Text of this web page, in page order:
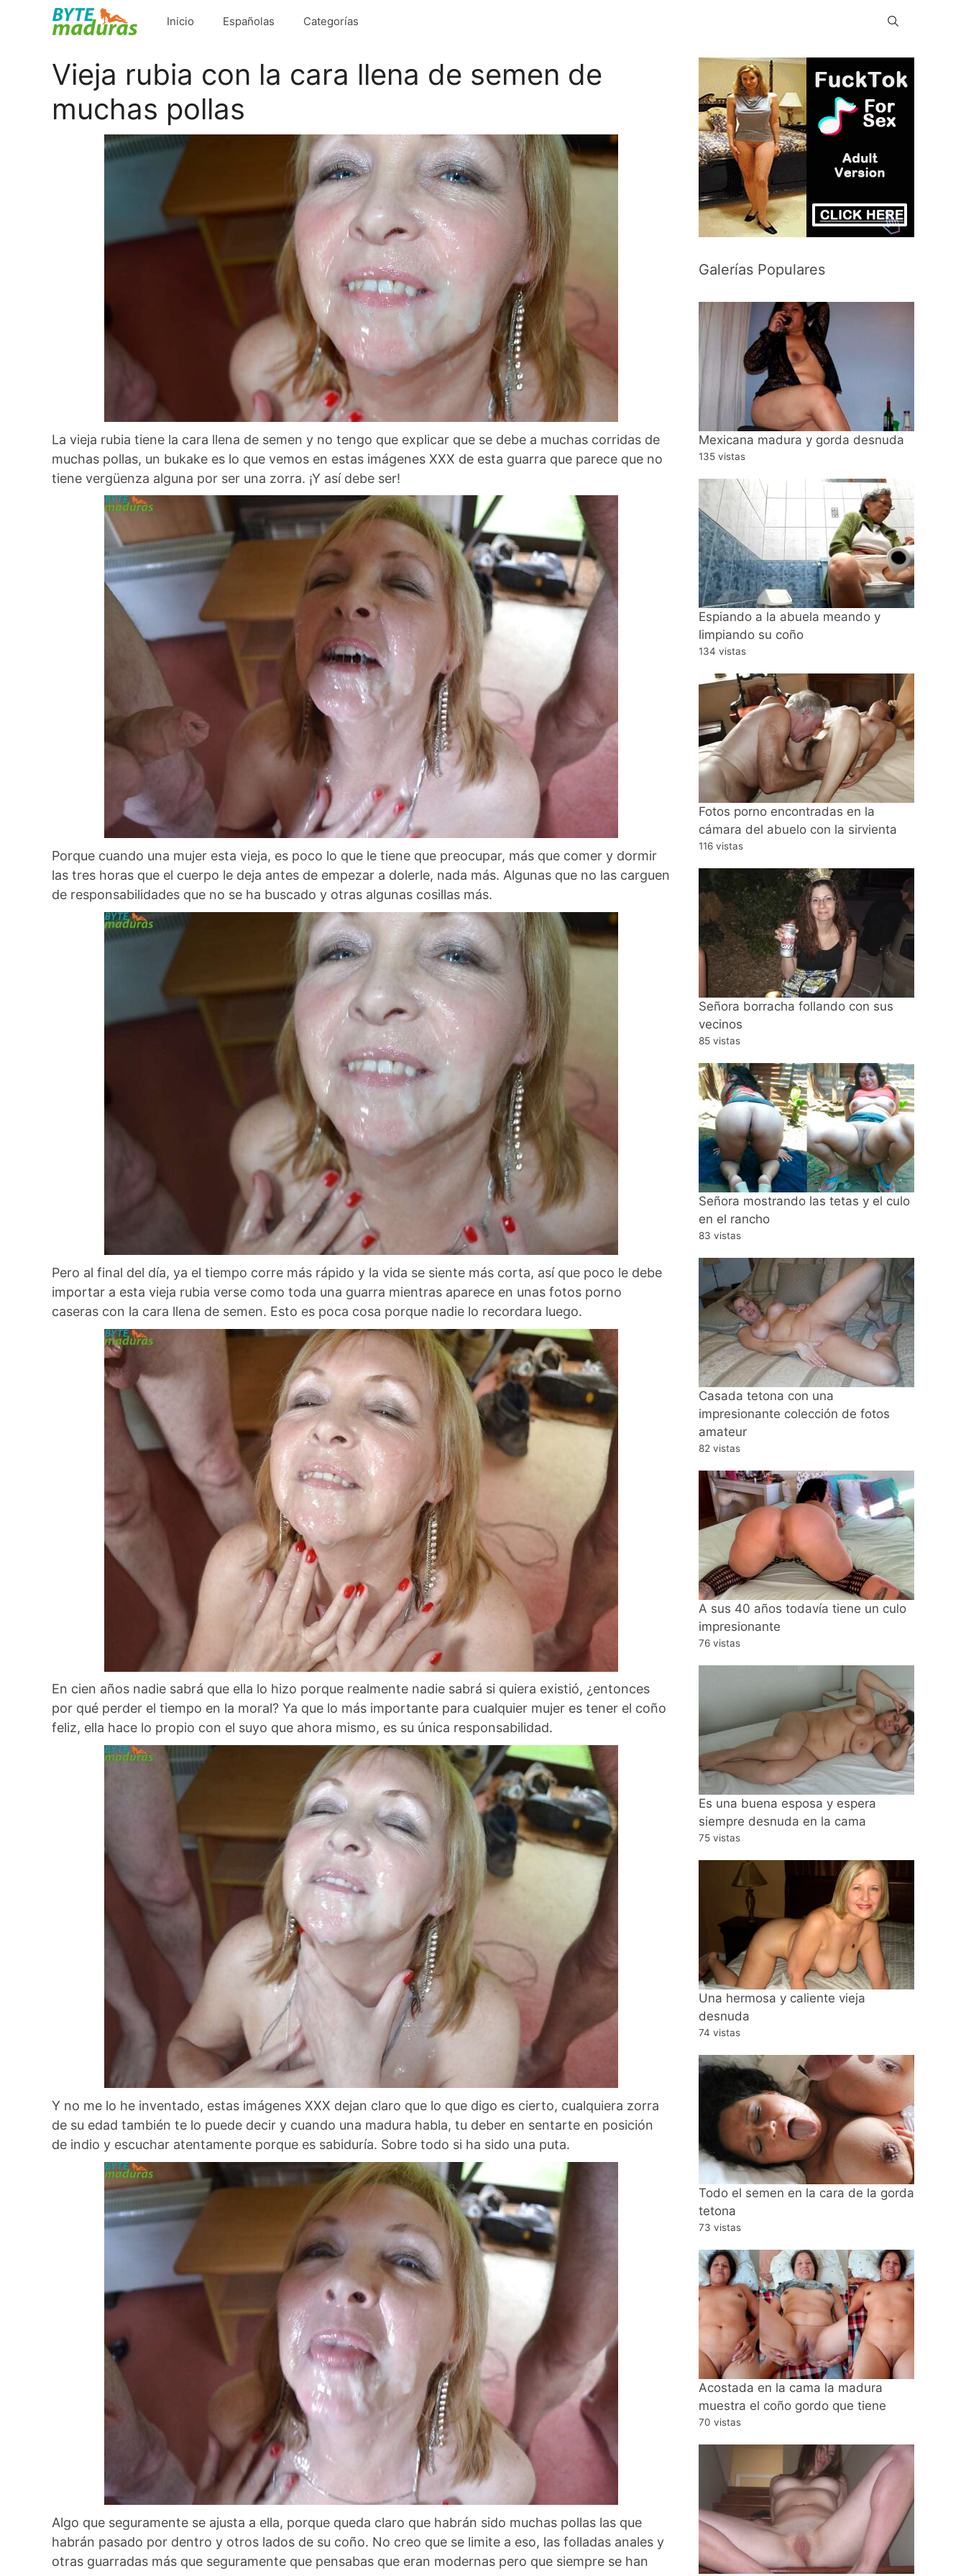
Inicio Españolas Categorías
Vieja rubia con la cara llena de semen de
muchas pollas
La vieja rubia tiene la cara llena de semen y no tengo que explicar que se debe a muchas corridas de
muchas pollas, un bukake es lo que vemos en estas imágenes XXX de esta guarra que parece que no
tiene vergüenza alguna por ser una zorra. ¡Y así debe ser!
Porque cuando una mujer esta vieja, es poco lo que le tiene que preocupar, más que comer y dormir
las tres horas que el cuerpo le deja antes de empezar a dolerle, nada más. Algunas que no las carguen
de responsabilidades que no se ha buscado y otras algunas cosillas más.
Pero al final del día, ya el tiempo corre más rápido y la vida se siente más corta, así que poco le debe
importar a esta vieja rubia verse como toda una guarra mientras aparece en unas fotos porno
caseras con la cara llena de semen. Esto es poca cosa porque nadie lo recordara luego.
En cien años nadie sabrá que ella lo hizo porque realmente nadie sabrá si quiera existió, ¿entonces
por qué perder el tiempo en la moral? Ya que lo más importante para cualquier mujer es tener el coño
feliz, ella hace lo propio con el suyo que ahora mismo, es su única responsabilidad.
Y no me lo he inventado, estas imágenes XXX dejan claro que lo que digo es cierto, cualquiera zorra
de su edad también te lo puede decir y cuando una madura habla, tu deber en sentarte en posición
de indio y escuchar atentamente porque es sabiduría. Sobre todo si ha sido una puta.
Algo que seguramente se ajusta a ella, porque queda claro que habrán sido muchas pollas las que
habrán pasado por dentro y otros lados de su coño. No creo que se limite a eso, las folladas anales y
otras guarradas más que seguramente que pensabas que eran modernas pero que siempre se han
Galerías Populares
Mexicana madura y gorda desnuda
135 vistas
Espiando a la abuela meando y
limpiando su coño
134 vistas
Fotos porno encontradas en la
cámara del abuelo con la sirvienta
116 vistas
Señora borracha follando con sus
vecinos
85 vistas
Señora mostrando las tetas y el culo
en el rancho
83 vistas
Casada tetona con una
impresionante colección de fotos
amateur
82 vistas
A sus 40 años todavía tiene un culo
impresionante
76 vistas
Es una buena esposa y espera
siempre desnuda en la cama
75 vistas
Una hermosa y caliente vieja
desnuda
74 vistas
Todo el semen en la cara de la gorda
tetona
73 vistas
Acostada en la cama la madura
muestra el coño gordo que tiene
70 vistas